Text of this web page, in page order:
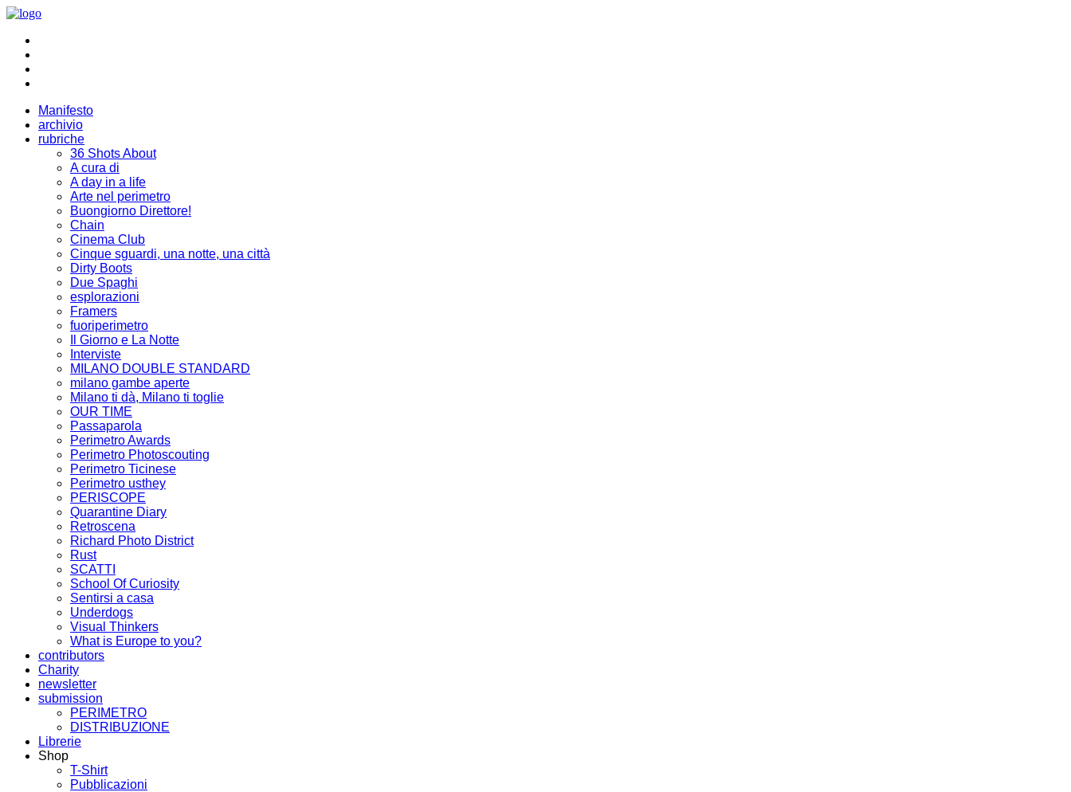
Manifesto
archivio
rubriche
36 Shots About
A cura di
A day in a life
Arte nel perimetro
Buongiorno Direttore!
Chain
Cinema Club
Cinque sguardi, una notte, una città
Dirty Boots
Due Spaghi
esplorazioni
Framers
fuoriperimetro
Il Giorno e La Notte
Interviste
MILANO DOUBLE STANDARD
milano gambe aperte
Milano ti dà, Milano ti toglie
OUR TIME
Passaparola
Perimetro Awards
Perimetro Photoscouting
Perimetro Ticinese
Perimetro usthey
PERISCOPE
Quarantine Diary
Retroscena
Richard Photo District
Rust
SCATTI
School Of Curiosity
Sentirsi a casa
Underdogs
Visual Thinkers
What is Europe to you?
contributors
Charity
newsletter
submission
PERIMETRO
DISTRIBUZIONE
Librerie
Shop
T-Shirt
Pubblicazioni